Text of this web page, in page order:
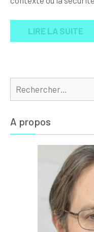
LIRE LA SUITE
Rechercher :
A propos